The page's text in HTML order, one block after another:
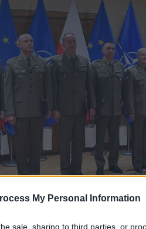
My Personal Information
sale, sharing to third parties, or